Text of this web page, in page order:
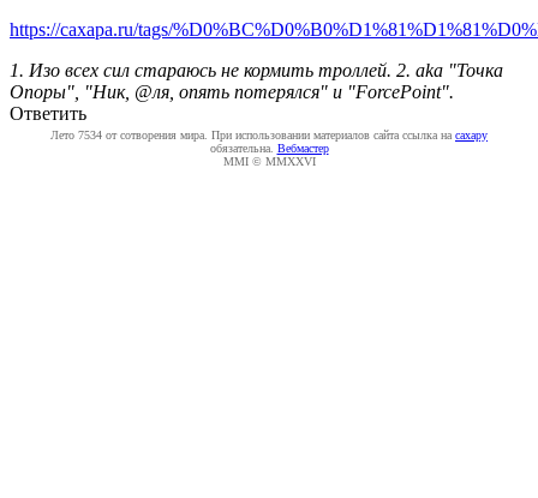
https://caxapa.ru/tags/
1. Изо всех сил стараюсь не кормить троллей. 2. aka "Точка
Опоры", "Ник, @ля, опять потерялся" и "ForcePoint".
Ответить
Лето 7534 от сотворения мира. При использовании материалов сайта ссылка на caxapу
обязательна. Вебмастер
MMI © MMXXVI